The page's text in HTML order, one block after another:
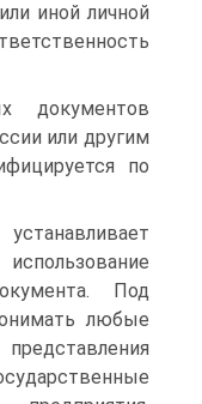
иной личной
документов
или другим
по
Под
любые